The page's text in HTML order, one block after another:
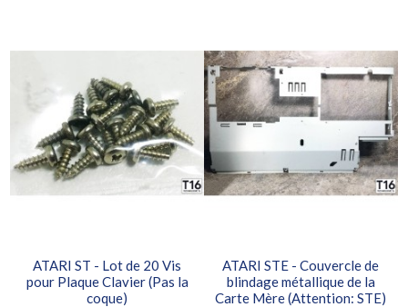
ATARI ST - Lot de 20 Vis
pour Plaque Clavier (Pas la
coque)
ATARI STE - Couvercle de
blindage métallique de la
Carte Mère (Attention: STE)